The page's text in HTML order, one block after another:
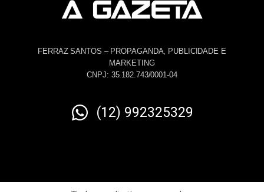
FERRAZ SANTOS – PROPAGANDA, PUBLICIDADE E
MARKETING
CNPJ: 35.182.743/0001-04
(12) 992325329